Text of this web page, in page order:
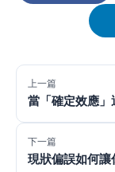
上一篇
當「確定效應
下一篇
現狀偏誤如何